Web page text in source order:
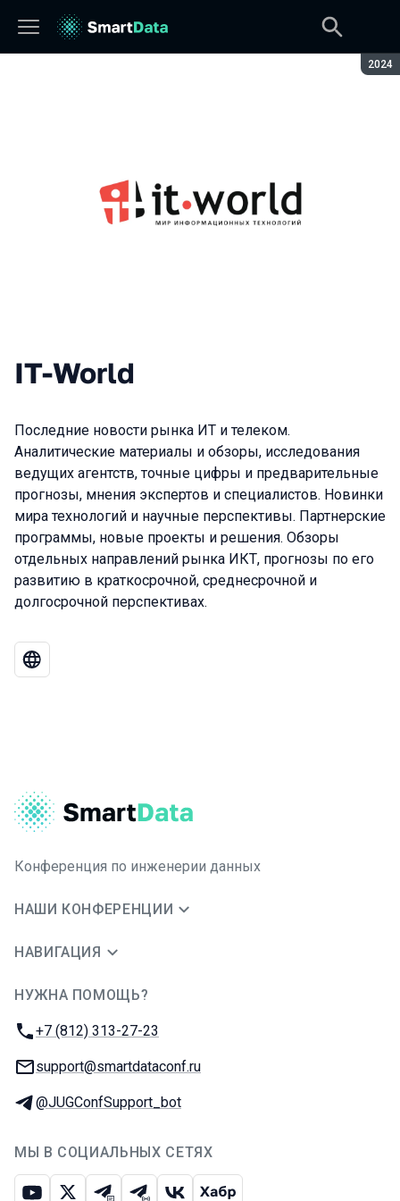
2024
IT-World
Последние новости рынка ИТ и телеком.
Аналитические материалы и обзоры, исследования
ведущих агентств, точные цифры и предварительные
прогнозы, мнения экспертов и специалистов. Новинки
мира технологий и научные перспективы. Партнерские
программы, новые проекты и решения. Обзоры
отдельных направлений рынка ИКТ, прогнозы по его
развитию в краткосрочной, среднесрочной и
долгосрочной перспективах.
Конференция по инженерии данных
НАШИ КОНФЕРЕНЦИИ
НАВИГАЦИЯ
НУЖНА ПОМОЩЬ?
Телефон:
+7 (812) 313-27-23
E-mail:
support@smartdataconf.ru
Телеграм:
@JUGConfSupport_bot
МЫ В СОЦИАЛЬНЫХ СЕТЯХ